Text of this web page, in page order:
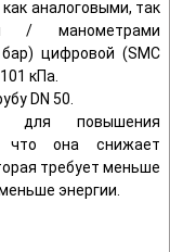
аналоговыми, так
/ манометрами
цифровой (SMC
кПа.
DN 50.
для повышения
что она снижает
требует меньше
энергии.